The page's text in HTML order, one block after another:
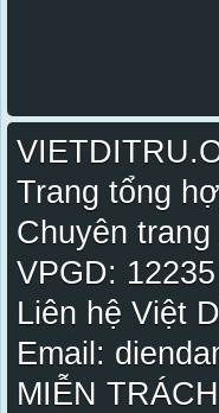
Trang tổng
Chuyên
VPGD:
Liên hệ Việt
Email:
MIỄN